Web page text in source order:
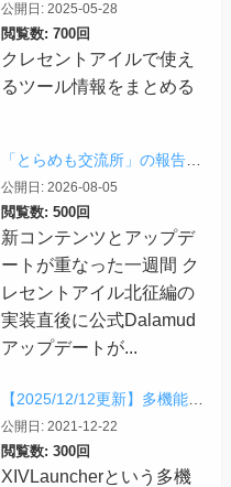
公開日: 2025-05-28
閲覧数: 700回
クレセントアイルで使え
るツール情報をまとめる
「とらめも交流所」の報告 2026/08/03
公開日: 2026-08-05
閲覧数: 500回
新コンテンツとアップデ
ートが重なった一週間 ク
レセントアイル北征編の
実装直後に公式Dalamud
アップデートが...
【2025/12/12更新】多機能ランチャー「XIVLauncher」の導入方法・使い方について
公開日: 2021-12-22
閲覧数: 300回
XIVLauncherという多機